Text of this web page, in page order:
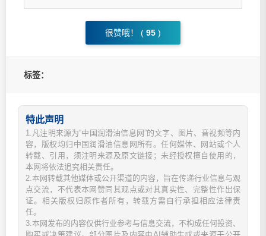
很赞哦！ ( 95 )
标签：
特此声明
1.凡注明来源为“中国润滑油信息网”的文字、图片、音视频等内
容，版权均归中国润滑油信息网所有。任何媒体、网站或个人
转载、引用，须注明来源及原文链接；未经授权擅自使用的，
本网将依法追究相关责任。
2.本网转载其他媒体或公开渠道的内容，旨在传递行业信息与观
点交流，不代表本网赞同其观点或对其真实性、完整性作出保
证。相关版权归原作者所有，转载方需自行承担相应法律责
任。
3.本网发布的内容仅供行业参考与信息交流，不构成任何投资、